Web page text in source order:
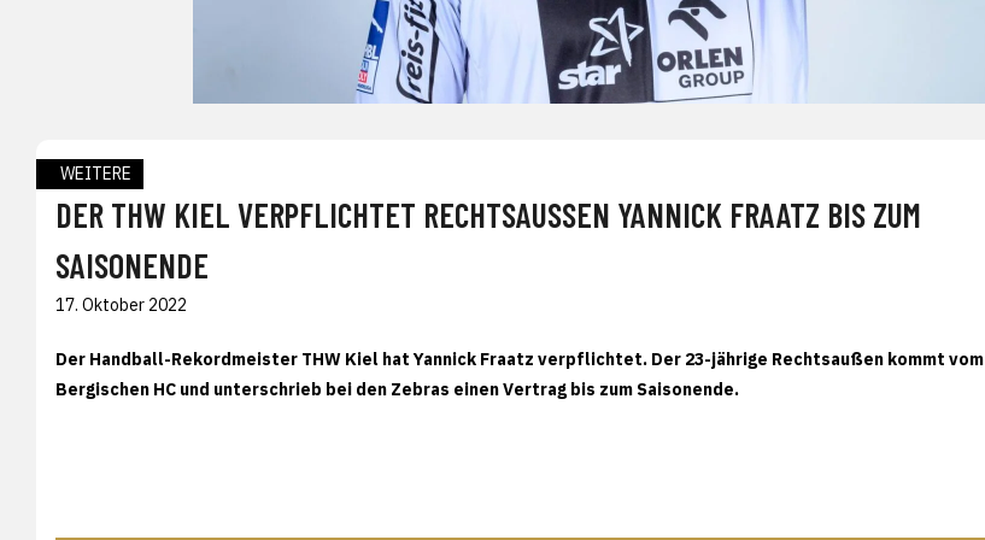
WEITERE
DER THW KIEL VERPFLICHTET RECHTSAUSSEN YANNICK FRAATZ BIS ZUM S
AISONENDE
17. Oktober 2022
Der Handball-Rekordmeister THW Kiel hat Yannick Fraatz verpflichtet. Der 23-jährige Rechtsaußen kommt vom
Bergischen HC und unterschrieb bei den Zebras einen Vertrag bis zum Saisonende.